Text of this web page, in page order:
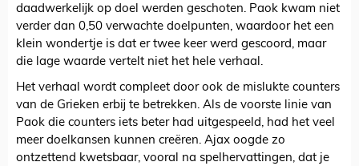
daadwerkelijk op doel werden geschoten. Paok kwam niet
verder dan 0,50 verwachte doelpunten, waardoor het een
klein wondertje is dat er twee keer werd gescoord, maar
die lage waarde vertelt niet het hele verhaal.
Het verhaal wordt compleet door ook de mislukte counters
van de Grieken erbij te betrekken. Als de voorste linie van
Paok die counters iets beter had uitgespeeld, had het veel
meer doelkansen kunnen creëren. Ajax oogde zo
ontzettend kwetsbaar, vooral na spelhervattingen, dat je